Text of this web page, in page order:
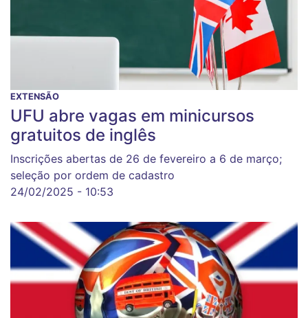
EXTENSÃO
UFU abre vagas em minicursos
gratuitos de inglês
Inscrições abertas de 26 de fevereiro a 6 de março;
seleção por ordem de cadastro
24/02/2025 - 10:53